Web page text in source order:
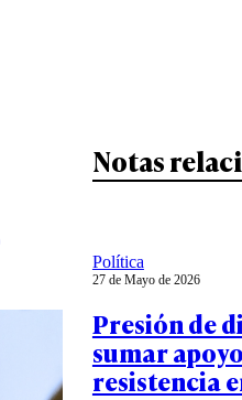
Notas
Política
27 de Mayo de 2026
Presión de
sumar
resistencia